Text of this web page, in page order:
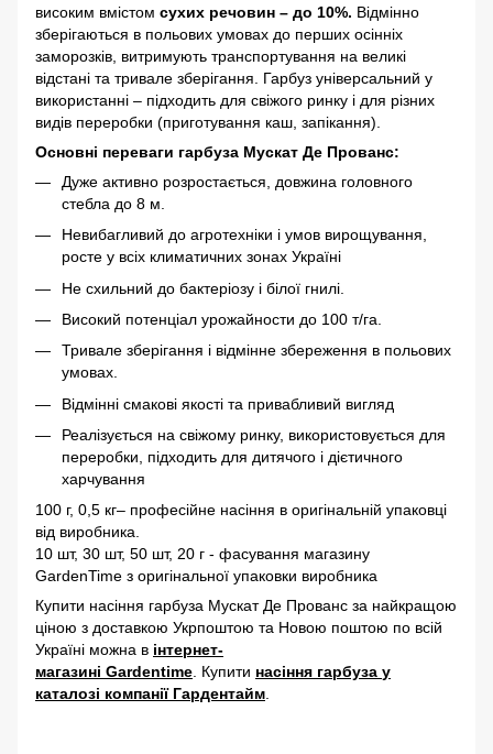
високим вмістом сухих речовин – до 10%. Відмінно
зберігаються в польових умовах до перших осінніх
заморозків, витримують транспортування на великі
відстані та тривале зберігання. Гарбуз універсальний у
використанні – підходить для свіжого ринку і для різних
видів переробки (приготування каш, запікання).
Основні переваги гарбуза Мускат Де Прованс:
Дуже активно розростається, довжина головного
стебла до 8 м.
Невибагливий до агротехніки і умов вирощування,
росте у всіх климатичних зонах Україні
Не схильний до бактеріозу і білої гнилі.
Високий потенціал урожайности до 100 т/га.
Тривале зберігання і відмінне збереження в польових
умовах.
Відмінні смакові якості та привабливий вигляд
Реалізується на свіжому ринку, використовується для
переробки, підходить для дитячого і дієтичного
харчування
100 г, 0,5 кг– професійне насіння в оригінальній упаковці
від виробника.
10 шт, 30 шт, 50 шт, 20 г - фасування магазину
GardenTime з оригінальної упаковки виробника
Купити насіння гарбуза Мускат Де Прованс за найкращою
ціною з доставкою Укрпоштою та Новою поштою по всій
Україні можна в інтернет-
магазині Gardentime. Купити насіння гарбуза у
каталозі компанії Гардентайм.